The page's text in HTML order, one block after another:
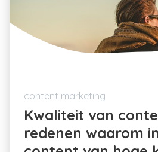
content marketing
Kwaliteit van
redenen waarom